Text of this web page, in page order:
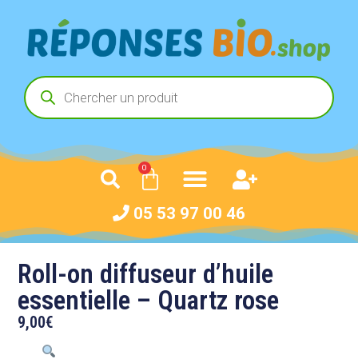
0
05 53 97 00 46
Roll-on diffuseur d’huile
essentielle – Quartz rose
9,00€